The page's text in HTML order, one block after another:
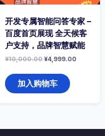
开发专属智能问答专家 –
百度首页展现 全天候客
户支持，品牌智慧赋能
¥10,000.00 原
为：
¥10,000.00。
¥4,999.00当
加入购物车